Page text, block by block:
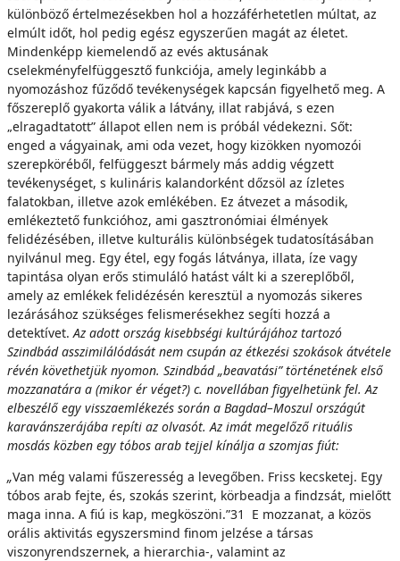
különböző értelmezésekben hol a hozzáférhetetlen múltat, az
elmúlt időt, hol pedig egész egyszerűen magát az életet.
Mindenképp kiemelendő az evés aktusának
cselekményfelfüggesztő funkciója, amely leginkább a
nyomozáshoz fűződő tevékenységek kapcsán figyelhető meg. A
főszereplő gyakorta válik a látvány, illat rabjává, s ezen
„elragadtatott” állapot ellen nem is próbál védekezni. Sőt:
enged a vágyainak, ami oda vezet, hogy kizökken nyomozói
szerepköréből, felfüggeszt bármely más addig végzett
tevékenységet, s kulináris kalandorként dőzsöl az ízletes
falatokban, illetve azok emlékében. Ez átvezet a második,
emlékeztető funkcióhoz, ami gasztronómiai élmények
felidézésében, illetve kulturális különbségek tudatosításában
nyilvánul meg. Egy étel, egy fogás látványa, illata, íze vagy
tapintása olyan erős stimuláló hatást vált ki a szereplőből,
amely az emlékek felidézésén keresztül a nyomozás sikeres
lezárásához szükséges felismerésekhez segíti hozzá a
detektívet.Az adott ország kisebbségi kultúrájához tartozó
Szindbád asszimilálódását nem csupán az étkezési szokások átvétele
révén követhetjük nyomon. Szindbád „beavatási” történetének első
mozzanatára a (mikor ér véget?) c. novellában figyelhetünk fel. Az
elbeszélő egy visszaemlékezés során a Bagdad–Moszul országút
karavánszerájába repíti az olvasót. Az imát megelőző rituális
mosdás közben egy tóbos arab tejjel kínálja a szomjas fiút:
„Van még valami fűszeresség a levegőben. Friss kecsketej. Egy
tóbos arab fejte, és, szokás szerint, körbeadja a findzsát, mielőtt
maga inna. A fiú is kap, megköszöni.”31 E mozzanat, a közös
orális aktivitás egyszersmind finom jelzése a társas
viszonyrendszernek, a hierarchia-, valamint az